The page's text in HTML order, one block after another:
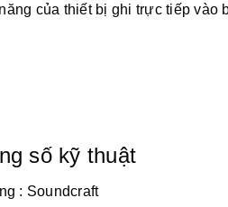
của thiết bị ghi trực tiếp vào
số kỹ thuật
: Soundcraft